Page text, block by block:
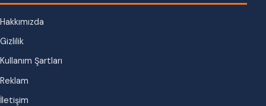
Hakkımızda
Gizlilik
Kullanım Şartları
Reklam
İletişim